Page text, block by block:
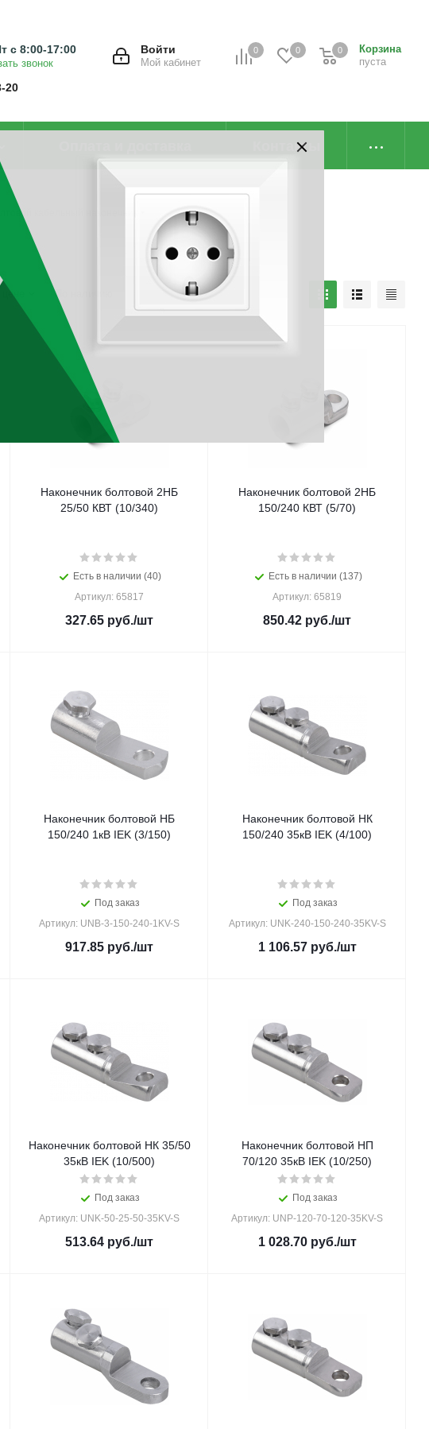
20
0 0
Корзина
пуста
0
Войти
Мой кабинет
с 8:00-17:00
звонок
Контакты
кабельный наконечник
цене По наличию
Наконечник болтовой 2НБ
25/50 КВТ (10/340)
Есть в наличии (40)
Артикул: 65817
327.65 руб./шт
Наконечник болтовой 2НБ
150/240 КВТ (5/70)
Есть в наличии (137)
Артикул: 65819
850.42 руб./шт
Наконечник болтовой НБ
150/240 1кВ IEK (3/150)
Под заказ
Артикул: UNB-3-150-240-1KV-S
917.85 руб./шт
Наконечник болтовой НК
150/240 35кВ IEK (4/100)
Под заказ
Артикул: UNK-240-150-240-35KV-S
1 106.57руб./шт
Наконечник болтовой НК 35/50
35кВ IEK (10/500)
Под заказ
Артикул: UNK-50-25-50-35KV-S
513.64 руб./шт
Наконечник болтовой НП
70/120 35кВ IEK (10/250)
Под заказ
Артикул: UNP-120-70-120-35KV-S
1 028.70руб./шт